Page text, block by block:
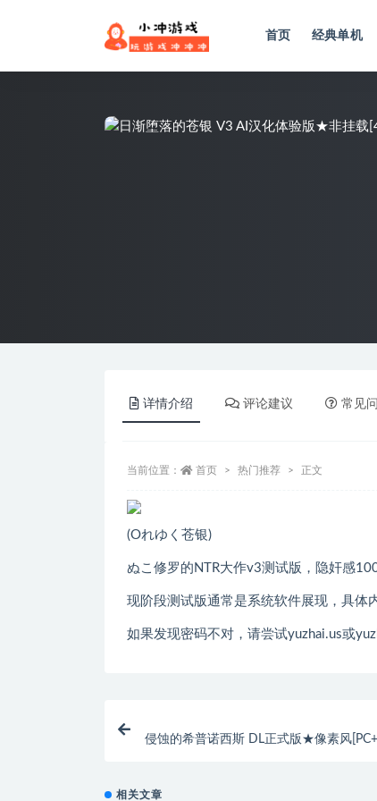
首页 经典单机
详情介绍 评论建议 常见
当前位置： 首页 热门推荐 正文
(Oれゆく苍银)
ぬこ修罗的NTR大作v3测试版，隐奸感
现阶段测试版通常是系统软件展现，具体
如果发现密码不对，请尝试yuzhai.us或
侵蚀的希普诺西斯 DL正式版★像素风
相关文章